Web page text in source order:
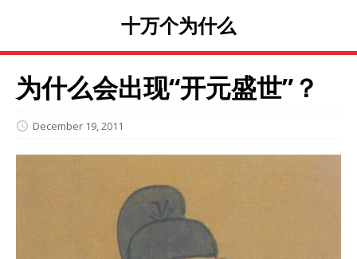
十万个为什么
为什么会出现“开元盛世”？
December 19, 2011